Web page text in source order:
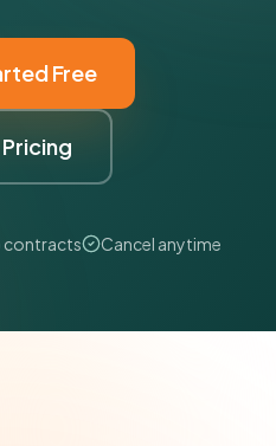
Free
contracts Cancel anytime